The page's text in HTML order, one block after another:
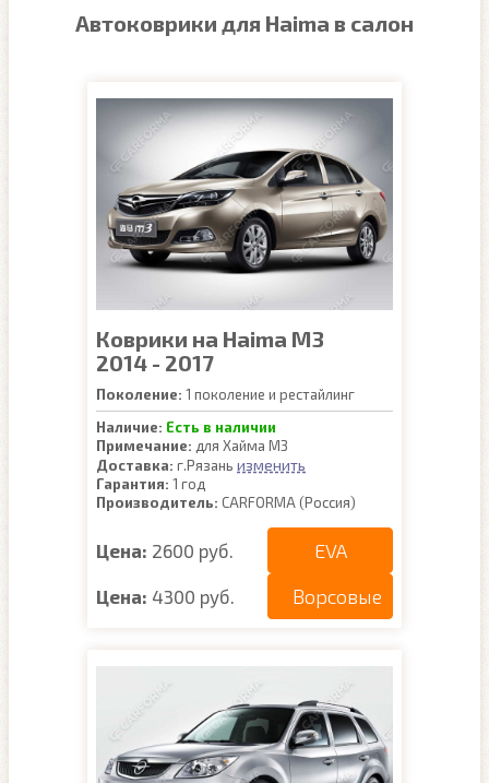
Автоковрики для Haima в салон
Коврики на Haima M3
2014 - 2017
Поколение: 1 поколение и рестайлинг
Наличие: Есть в наличии
Примечание: для Хайма М3
Доставка: г.Рязань изменить
Гарантия: 1 год
Производитель: CARFORMA (Россия)
Цена: 2600 руб. EVA
Цена: 4300 руб. Ворсовые